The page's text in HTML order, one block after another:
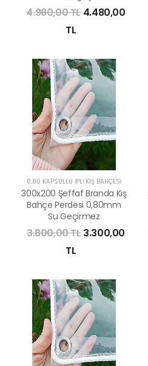
4.980,00 TL 4.480,00
TL
0.80 KAPSÜLLÜ İPLİ KIŞ BAHÇESİ
300x200 Şeffaf Branda Kış
Bahçe Perdesi 0,80mm
Su Geçirmez
3.800,00 TL3.300,00
TL